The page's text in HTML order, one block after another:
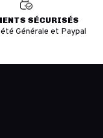
SÉCURISÉS
Générale et Paypal